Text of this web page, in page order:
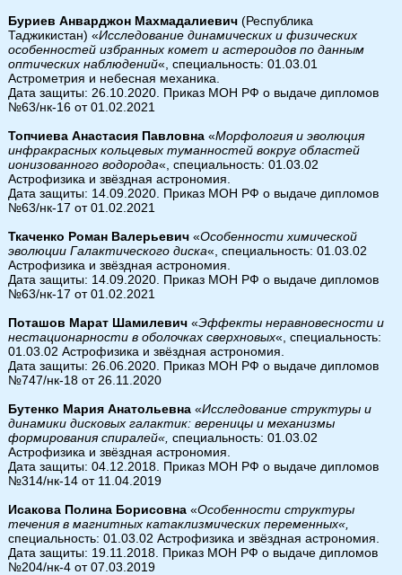
Буриев Анварджон Махмадалиевич (Республика
Таджикистан) «Исследование динамических и физических
особенностей избранных комет и астероидов по данным
оптических наблюдений«, специальность: 01.03.01
Астрометрия и небесная механика.
Дата защиты: 26.10.2020. Приказ МОН РФ о выдаче дипломов
№63/нк-16 от 01.02.2021
Топчиева Анастасия Павловна «Морфология и эволюция
инфракрасных кольцевых туманностей вокруг областей
ионизованного водорода«, специальность: 01.03.02
Астрофизика и звёздная астрономия.
Дата защиты: 14.09.2020. Приказ МОН РФ о выдаче дипломов
№63/нк-17 от 01.02.2021
Ткаченко Роман Валерьевич «Особенности химической
эволюции Галактического диска«, специальность: 01.03.02
Астрофизика и звёздная астрономия.
Дата защиты: 14.09.2020. Приказ МОН РФ о выдаче дипломов
№63/нк-17 от 01.02.2021
Поташов Марат Шамилевич «Эффекты неравновесности и
нестационарности в оболочках сверхновых«, специальность:
01.03.02 Астрофизика и звёздная астрономия.
Дата защиты: 26.06.2020. Приказ МОН РФ о выдаче дипломов
№747/нк-18 от 26.11.2020
Бутенко Мария Анатольевна «Исследование структуры и
динамики дисковых галактик: вереницы и механизмы
формирования спиралей«, специальность: 01.03.02
Астрофизика и звёздная астрономия.
Дата защиты: 04.12.2018. Приказ МОН РФ о выдаче дипломов
№314/нк-14 от 11.04.2019
Исакова Полина Борисовна «Особенности структуры
течения в магнитных катаклизмических переменных«,
специальность: 01.03.02 Астрофизика и звёздная астрономия.
Дата защиты: 19.11.2018. Приказ МОН РФ о выдаче дипломов
№204/нк-4 от 07.03.2019